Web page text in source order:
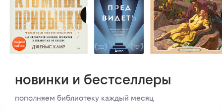
новинки и бестселлеры
пополняем библиотеку каждый месяц